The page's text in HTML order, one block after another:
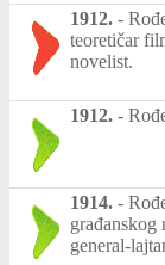
1912. -
teoretičar
novelist.
1912. -
1914. -
građanskog
general-